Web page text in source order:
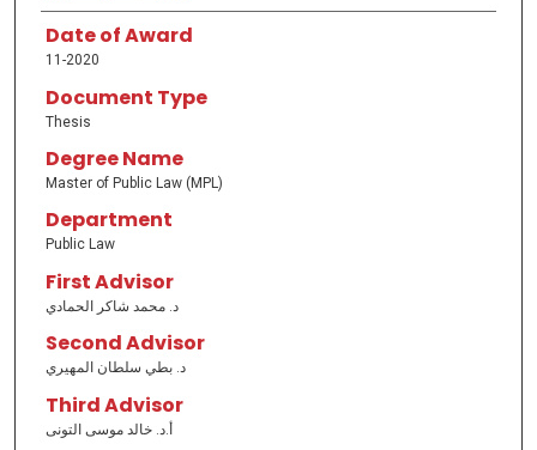
Date of Award
11-2020
Document Type
Thesis
Degree Name
Master of Public Law (MPL)
Department
Public Law
First Advisor
د. محمد شاكر الحمادي
Second Advisor
د. بطي سلطان المھیري
Third Advisor
أ.د. خالد موسى التونى